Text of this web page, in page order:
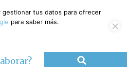
gestionar tus datos para ofrecer
para saber más.